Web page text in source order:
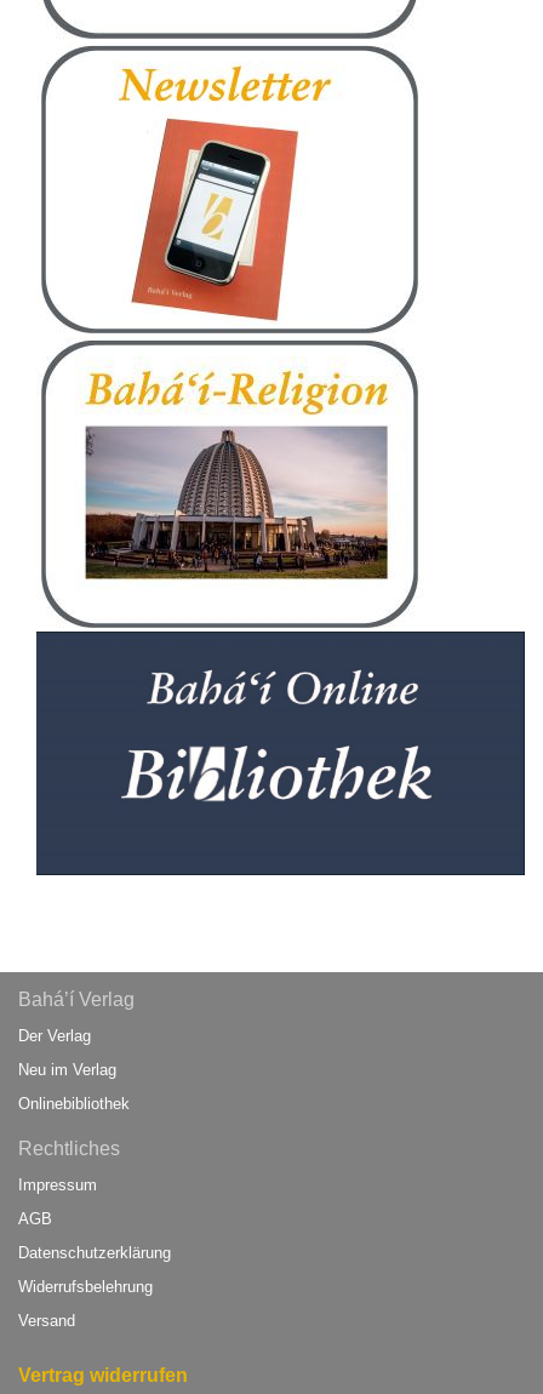
Bahá’í Verlag
Der Verlag
Neu im Verlag
Onlinebibliothek
Rechtliches
Impressum
AGB
Datenschutzerklärung
Widerrufsbelehrung
Versand
Vertrag widerrufen